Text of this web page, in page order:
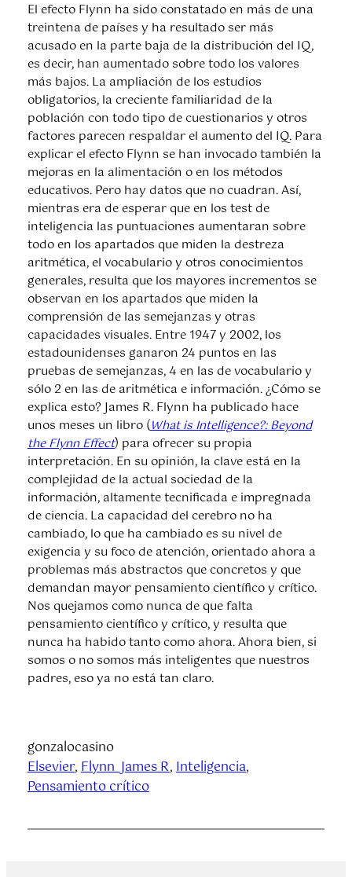
El efecto Flynn ha sido constatado en más de una
treintena de países y ha resultado ser más
acusado en la parte baja de la distribución del IQ,
es decir, han aumentado sobre todo los valores
más bajos. La ampliación de los estudios
obligatorios, la creciente familiaridad de la
población con todo tipo de cuestionarios y otros
factores parecen respaldar el aumento del IQ. Para
explicar el efecto Flynn se han invocado también la
mejoras en la alimentación o en los métodos
educativos. Pero hay datos que no cuadran. Así,
mientras era de esperar que en los test de
inteligencia las puntuaciones aumentaran sobre
todo en los apartados que miden la destreza
aritmética, el vocabulario y otros conocimientos
generales, resulta que los mayores incrementos se
observan en los apartados que miden la
comprensión de las semejanzas y otras
capacidades visuales. Entre 1947 y 2002, los
estadounidenses ganaron 24 puntos en las
pruebas de semejanzas, 4 en las de vocabulario y
sólo 2 en las de aritmética e información. ¿Cómo se
explica esto? James R. Flynn ha publicado hace
unos meses un libro (What is Intelligence?: Beyond
the Flynn Effect) para ofrecer su propia
interpretación. En su opinión, la clave está en la
complejidad de la actual sociedad de la
información, altamente tecnificada e impregnada
de ciencia. La capacidad del cerebro no ha
cambiado, lo que ha cambiado es su nivel de
exigencia y su foco de atención, orientado ahora a
problemas más abstractos que concretos y que
demandan mayor pensamiento científico y crítico.
Nos quejamos como nunca de que falta
pensamiento científico y crítico, y resulta que
nunca ha habido tanto como ahora. Ahora bien, si
somos o no somos más inteligentes que nuestros
padres, eso ya no está tan claro.
gonzalocasino
Elsevier, Flynn_James R, Inteligencia
Pensamiento crítico